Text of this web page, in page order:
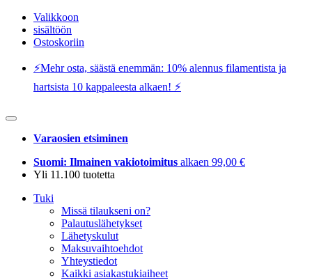
Valikkoon
sisältöön
Ostoskoriin
⚡️Mehr osta, säästä enemmän: 10% alennus filamentista ja
hartsista 10 kappaleesta alkaen! ⚡️
Varaosien etsiminen
Suomi: Ilmainen vakiotoimitus alkaen 99,00 €
Yli 11.100 tuotetta
Tuki
Missä tilaukseni on?
Palautuslähetykset
Lähetyskulut
Maksuvaihtoehdot
Yhteystiedot
Kaikki asiakastukiaiheet